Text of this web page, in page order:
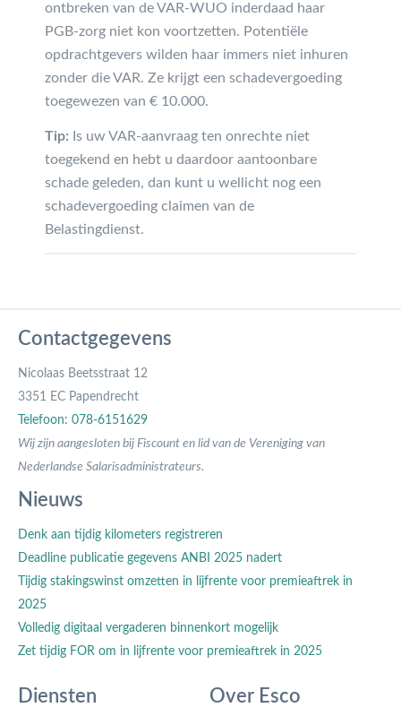
ontbreken van de VAR-WUO inderdaad haar
PGB-zorg niet kon voortzetten. Potentiële
opdrachtgevers wilden haar immers niet inhuren
zonder die VAR. Ze krijgt een schadevergoeding
toegewezen van € 10.000.
Tip: Is uw VAR-aanvraag ten onrechte niet
toegekend en hebt u daardoor aantoonbare
schade geleden, dan kunt u wellicht nog een
schadevergoeding claimen van de
Belastingdienst.
Contactgegevens
Nicolaas Beetsstraat 12
3351 EC Papendrecht
Telefoon: 078-6151629
Wij zijn aangesloten bij Fiscount en lid van de Vereniging van
Nederlandse Salarisadministrateurs.
Nieuws
Denk aan tijdig kilometers registreren
Deadline publicatie gegevens ANBI 2025 nadert
Tijdig stakingswinst omzetten in lijfrente voor premieaftrek in
2025
Volledig digitaal vergaderen binnenkort mogelijk
Zet tijdig FOR om in lijfrente voor premieaftrek in 2025
Diensten Over Esco